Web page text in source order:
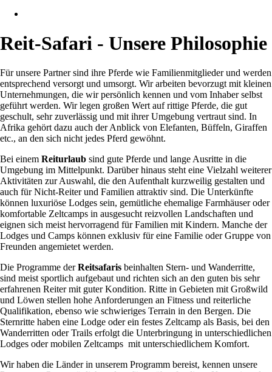
Reit-Safari - Unsere Philosophie
Für unsere Partner sind ihre Pferde wie Familienmitglieder und werden
entsprechend versorgt und umsorgt. Wir arbeiten bevorzugt mit kleinen
Unternehmungen, die wir persönlich kennen und vom Inhaber selbst
geführt werden. Wir legen großen Wert auf rittige Pferde, die gut
geschult, sehr zuverlässig und mit ihrer Umgebung vertraut sind. In
Afrika gehört dazu auch der Anblick von Elefanten, Büffeln, Giraffen
etc., an den sich nicht jedes Pferd gewöhnt.
Bei einem Reiturlaub sind gute Pferde und lange Ausritte in die
Umgebung im Mittelpunkt. Darüber hinaus steht eine Vielzahl weiterer
Aktivitäten zur Auswahl, die den Aufenthalt kurzweilig gestalten und
auch für Nicht-Reiter und Familien attraktiv sind. Die Unterkünfte
können luxuriöse Lodges sein, gemütliche ehemalige Farmhäuser oder
komfortable Zeltcamps in ausgesucht reizvollen Landschaften und
eignen sich meist hervorragend für Familien mit Kindern. Manche der
Lodges und Camps können exklusiv für eine Familie oder Gruppe von
Freunden angemietet werden.
Die Programme derReitsafaris beinhalten Stern- und Wanderritte,
sind meist sportlich aufgebaut und richten sich an den guten bis sehr
erfahrenen Reiter mit guter Kondition. Ritte in Gebieten mit Großwild
und Löwen stellen hohe Anforderungen an Fitness und reiterliche
Qualifikation, ebenso wie schwieriges Terrain in den Bergen. Die
Sternritte haben eine Lodge oder ein festes Zeltcamp als Basis, bei den
Wanderritten oder Trails erfolgt die Unterbringung in unterschiedlichen
Lodges oder mobilen Zeltcamps mit unterschiedlichem Komfort.
Wir haben die Länder in unserem Programm bereist, kennen unsere